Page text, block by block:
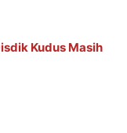
Kudus Masih